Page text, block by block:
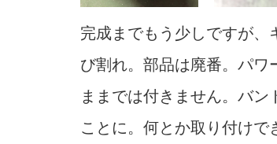
完成までもう少しですが、
び割れ。部品は廃番。パワ
ままでは付きません。バ
ことに。何とか取り付け